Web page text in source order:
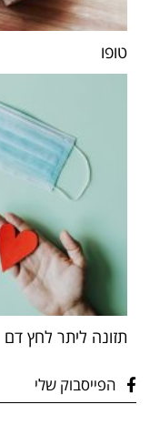
טופו
תזונה ליתר לחץ דם
הפייסבוק שלי